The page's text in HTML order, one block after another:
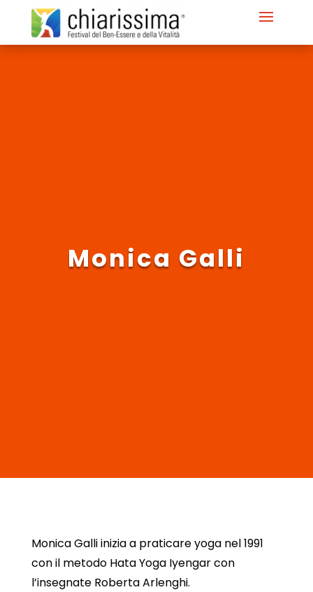
Monica Galli
Monica Galli inizia a praticare yoga nel 1991
con il metodo Hata Yoga Iyengar con
l’insegnate Roberta Arlenghi.